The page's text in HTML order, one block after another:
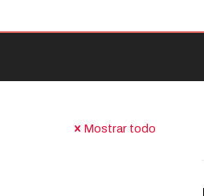
Mostrar todo